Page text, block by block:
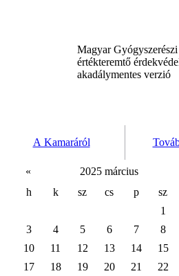
Magyar
értékteremtő
akadálymentes verzió
A Kamaráról
«
2025 március
h
k sz cs p
sz
1
3
4 5 6 7
8
10
11 12 13 14
15
17
18 19 20 21
22